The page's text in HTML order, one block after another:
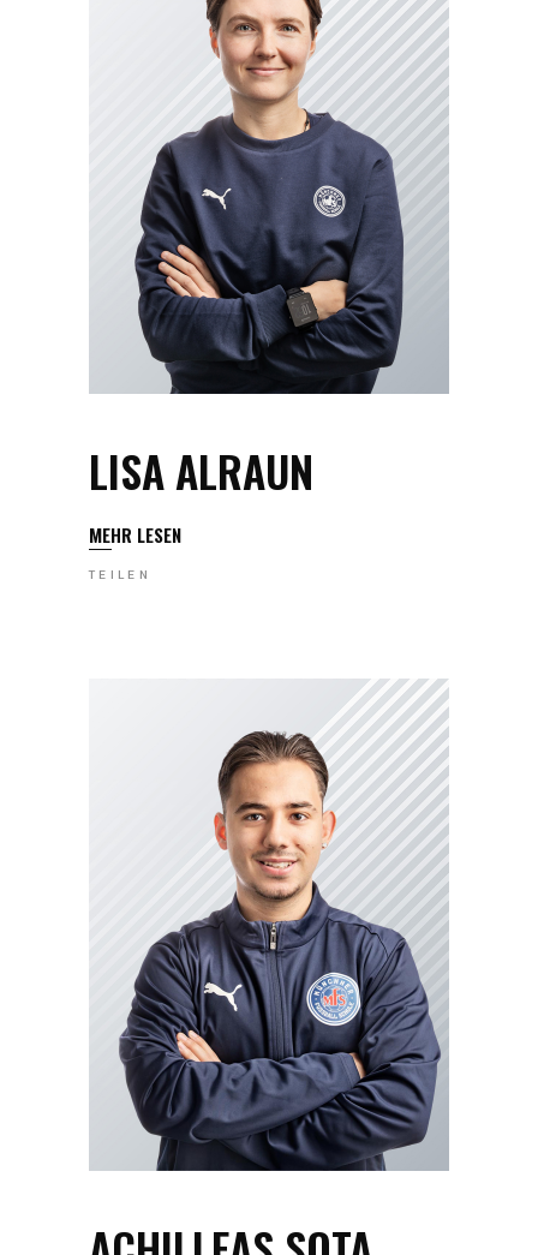
LISA ALRAUN
MEHR LESEN
TEILEN